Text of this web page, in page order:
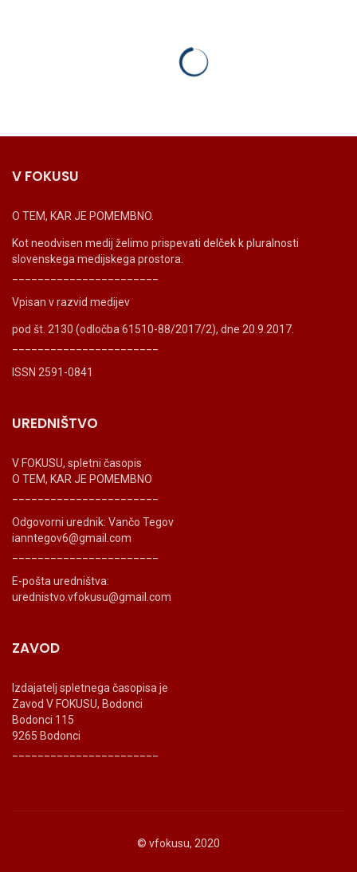
V FOKUSU
O TEM, KAR JE POMEMBNO.
Kot neodvisen medij želimo prispevati delček k pluralnosti
slovenskega medijskega prostora.
Vpisan v razvid medijev
pod št. 2130 (odločba 61510-88/2017/2), dne 20.9.2017.
ISSN 2591-0841
UREDNIŠTVO
V FOKUSU, spletni časopis
O TEM, KAR JE POMEMBNO
Odgovorni urednik: Vančo Tegov
ianntegov6@gmail.com
E-pošta uredništva:
urednistvo.vfokusu@gmail.com
ZAVOD
Izdajatelj spletnega časopisa je
Zavod V FOKUSU, Bodonci
Bodonci 115
9265 Bodonci
© vfokusu, 2020